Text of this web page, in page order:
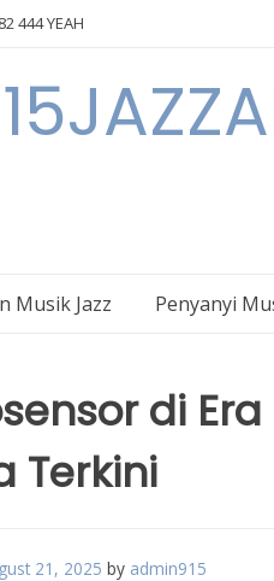
444 YEAH
Musik Jazz Penyanyi
di
Terkini
21, 2025 by admin915